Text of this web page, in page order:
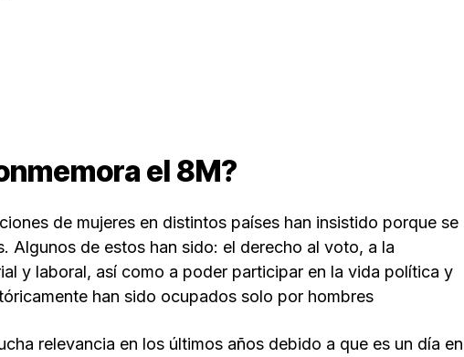
el 8M?
de mujeres en distintos países han insistido porque se
Algunos de estos han sido: el derecho al voto, a la
y laboral, así como a poder participar en la vida política y
han sido ocupados solo por hombres
relevancia en los últimos años debido a que es un día en